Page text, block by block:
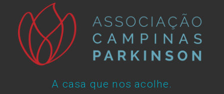
A casa que nos acolhe.